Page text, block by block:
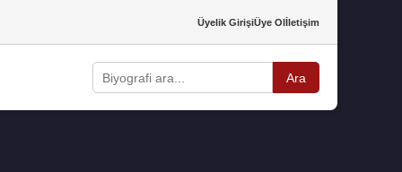
Üyelik GirişiÜye Olİletişim
Ara